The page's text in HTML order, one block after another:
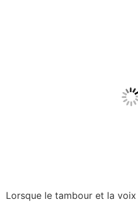
Lorsque le tambour et la